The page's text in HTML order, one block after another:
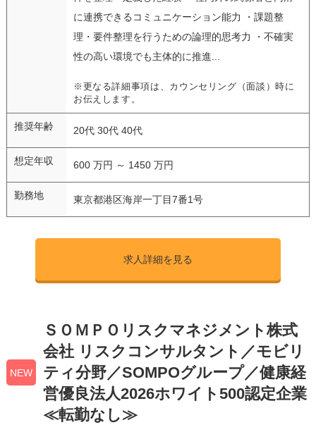
に連携できるコミュニケーション能力 ・課題整
理・要件整理を行うための論理的思考力 ・不確実
性の高い環境でも主体的に推進...
※更なる詳細事項は、カウンセリング（面談）時に
お伝えします。
推奨年齢 20代 30代 40代
想定年収 600 万円 ～ 1450 万円
勤務地 東京都港区海岸一丁目7番1号
求人詳細を見る
NEW
ＳＯＭＰＯリスクマネジメント株式
会社 リスクコンサルタント／モビリ
ティ分野／SOMPOグループ／健康経
営優良法人2026ホワイト500認定企業
≪転勤なし≫